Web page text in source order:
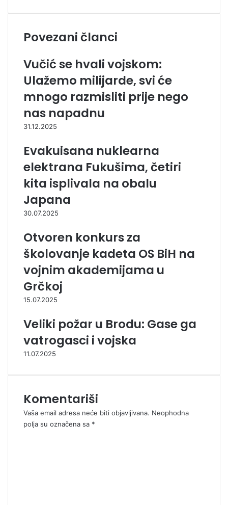
Povezani članci
Vučić se hvali vojskom:
Ulažemo milijarde, svi će
mnogo razmisliti prije nego
nas napadnu
31.12.2025
Evakuisana nuklearna
elektrana Fukušima, četiri
kita isplivala na obalu
Japana
30.07.2025
Otvoren konkurs za
školovanje kadeta OS BiH na
vojnim akademijama u
Grčkoj
15.07.2025
Veliki požar u Brodu: Gase ga
vatrogasci i vojska
11.07.2025
Komentariši
Vaša email adresa neće biti objavljivana. Neophodna
polja su označena sa *